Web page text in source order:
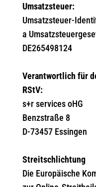
Umsatzsteuer:
Umsatzsteuer-
a
DE265498124
Verantwortlich für
RStV:
s+r services oHG
Benzstraße 8
D-73457 Essingen
Streitschlichtung
Die Europäische